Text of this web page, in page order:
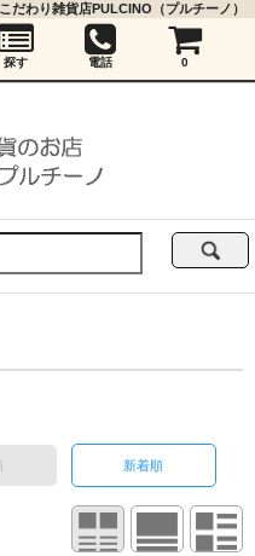
新着順
だわり雑貨店PULCINO（プルチーノ）
探す 電話 0